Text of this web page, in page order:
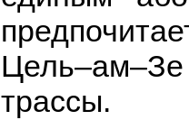
трассы.